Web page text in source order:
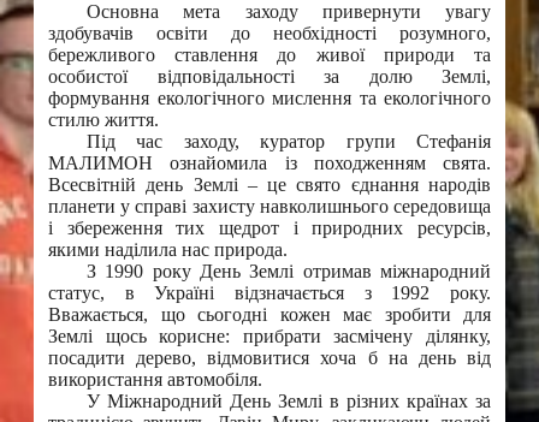
Основна мета заходу привернути увагу
здобувачів освіти до необхідності розумного,
бережливого ставлення до живої природи та
особистої відповідальності за долю Землі,
формування екологічного мислення та екологічного
стилю життя.
Під час заходу, куратор групи Стефанія
МАЛИМОН ознайомила із походженням свята.
Всесвітній день Землі – це свято єднання народів
планети у справі захисту навколишнього середовища
і збереження тих щедрот і природних ресурсів,
якими наділила нас природа.
З 1990 року День Землі отримав міжнародний
статус, в Україні відзначається з 1992 року.
Вважається, що сьогодні кожен має зробити для
Землі щось корисне: прибрати засмічену ділянку,
посадити дерево, відмовитися хоча б на день від
використання автомобіля.
У Міжнародний День Землі в різних країнах за